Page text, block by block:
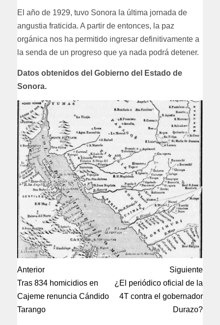
El año de 1929, tuvo Sonora la última jornada de
angustia fraticida. A partir de entonces, la paz
orgánica nos ha permitido ingresar definitivamente a
la senda de un progreso que ya nada podrá detener.
Datos obtenidos del Gobierno del Estado de
Sonora.
Anterior
Tras 834 homicidios en
Cajeme renuncia Cándido
Tarango
Siguiente
¿El periódico oficial de la
4T contra el gobernador
Durazo?